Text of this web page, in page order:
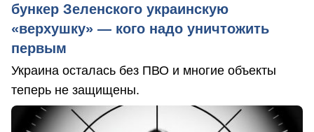
бункер Зеленского украинскую
«верхушку» — кого надо уничтожить
первым
Украина осталась без ПВО и многие объекты
теперь не защищены.